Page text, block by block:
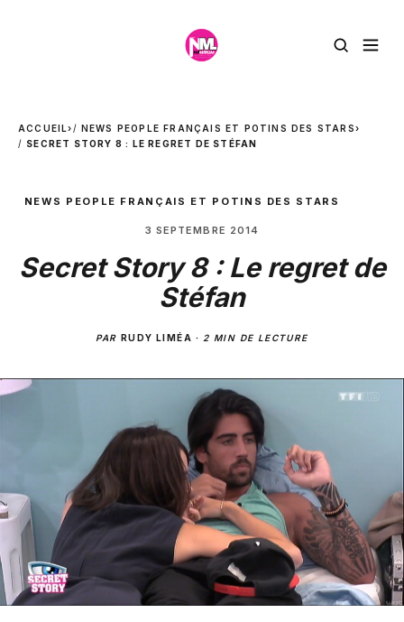
ACCUEIL› NEWS PEOPLE FRANÇAIS ET POTINS DES STARS›
SECRET STORY 8 : LE REGRET DE STÉFAN
NEWS PEOPLE FRANÇAIS ET POTINS DES STARS
3 SEPTEMBRE 2014
Secret Story 8 : Le regret de
Stéfan
PAR RUDY LIMÉA · 2 MIN DE LECTURE